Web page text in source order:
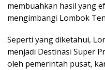
membuahkan hasil yang
mengimbangi Lombok
Seperti yang diketahui,
menjadi Destinasi Super
oleh pemerintah pusat,